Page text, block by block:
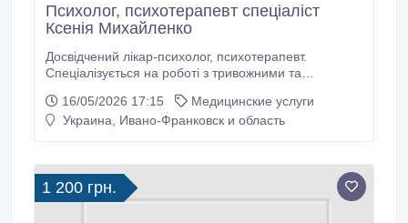
Психолог, психотерапевт спеціаліст
Ксенія Михайленко
Досвідчений лікар-психолог, психотерапевт.
Спеціалізується на роботі з тривожними та
самооцінкою, особистісними та сімейними
труднощами. Проводить індивідуальні психологічні
методи.
16/05/2026 17:15
Медицинские услуги
Украина, Ивано-Франковск и область
1 200 грн.